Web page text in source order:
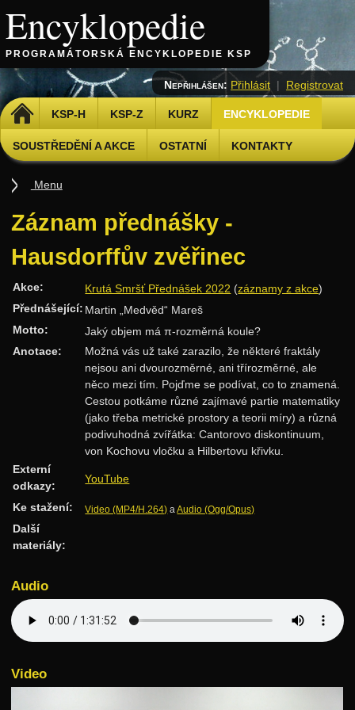
Encyklopedie
PROGRAMÁTORSKÁ ENCYKLOPEDIE KSP
DOMŮ KSP-H KSP-Z KURZ ENCYKLOPEDIE
SOUSTŘEDĚNÍ A AKCE OSTATNÍ KONTAKTY
Nepřihlášen: Přihlásit | Registrovat
Záznam přednášky -
Hausdorffův zvěřinec
Akce: Krutá Smršť Přednášek 2022 (záznamy z akce)
Přednášející: Martin „Medvěd“ Mareš
Motto:
Jaký objem má π-rozměrná koule?
Anotace:
Možná vás už také zarazilo, že některé fraktály
nejsou ani dvourozměrné, ani třírozměrné, ale
něco mezi tím. Pojďme se podívat, co to znamená.
Cestou potkáme různé zajímavé partie matematiky
(jako třeba metrické prostory a teorii míry) a různá
podivuhodná zvířátka: Cantorovo diskontinuum,
von Kochovu vločku a Hilbertovu křivku.
Externí
odkazy:
YouTube
Ke stažení: Video (MP4/H.264) aAudio (Ogg/Opus)
Další
materiály:
Audio
Video
Menu
Základní algoritmy
Složitost
Algoritmizační techniky
Binární vyhledávání
Rozděl a panuj
Dynamické programování
Datové struktury
Vyhledávací stromy
Hešování
Halda a cesty
Intervalové stromy
Algoritmy
Třídění
Hledání v textu
Geometrie